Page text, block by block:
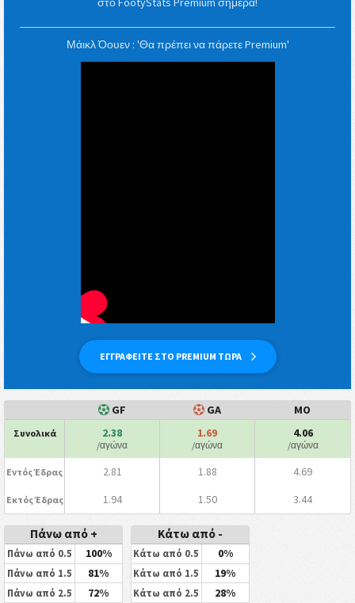
ΕΓΓΡΑΦΕΙΤΕ ΣΤΟ PREMIUM ΤΩΡΑ
Μάικλ Όουεν : 'Θα πρέπει να πάρετε Premium'
GF GA ΜΟ
Συνολικά 2.38
/αγώνα
1.69
/αγώνα
4.06
/αγώνα
Εντός Έδρας 2.81 1.88 4.69
Εκτός Έδρας 1.94 1.50 3.44
Πάνω από +
Πάνω από 0.5 100%
Πάνω από 1.5 81%
Πάνω από 2.5 72%
Κάτω από -
Κάτω από 0.5 0%
Κάτω από 1.5 19%
Κάτω από 2.5 28%